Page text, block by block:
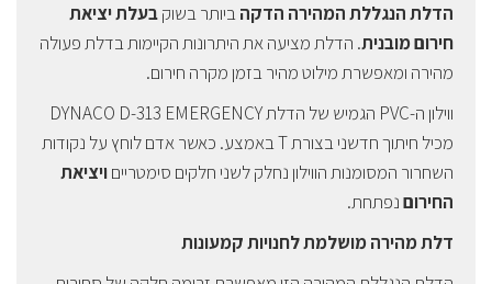
הדלת הנגללת המהירה הדקהביותר בשוקבעלת יציאת
חירום מובנית. הדלת מציעה את היתרונות הקיימות בדלת פעולה
מהירה ומאפשרת מילוט מהיר בזמן מקרה חירום.
ווילון ה-PVC הגמיש של הדלת DYNACO D-313 EMERGENCY
מכיל חיתוך חדשני בצורת T באמצע. כאשר אדם לוחץ על נקודות
השחרור המסומנות הווילון נחלק לשני חלקים סימטרייםויציאת
החירוםנפתחת.
דלת מהירה מושלמת לחנויות קמעונות